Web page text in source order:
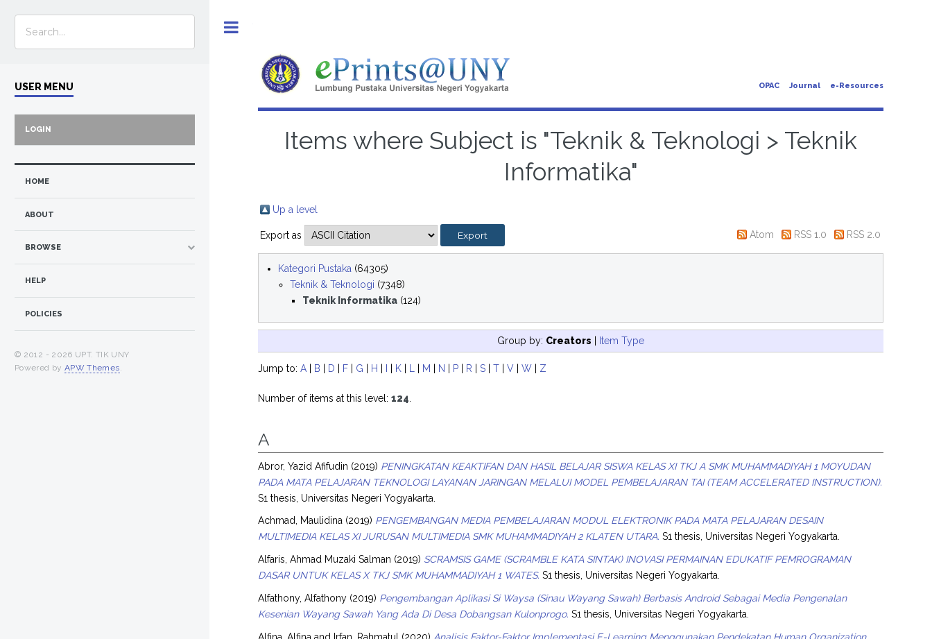
OPAC Journal e-Resources
Items where Subject is "Teknik & Teknologi > Teknik
Informatika"
Up a level
Export as Atom RSS 1.0 RSS 2.0
Kategori Pustaka (64305)
Teknik & Teknologi (7348)
Teknik Informatika(124)
Group by: Creators Item Type
Jump to:A B D F G H K L M N P R |S |T |V |W Z
Number of items at this level:124.
A
Abror, Yazid Afifudin (2019) PENINGKATAN KEAKTIFAN DAN HASIL BELAJAR SISWA KELAS XI TKJ A SMK MUHAMMADIYAH 1 MOYUDAN
PADA MATA PELAJARAN TEKNOLOGI LAYANAN JARINGAN MELALUI MODEL PEMBELAJARAN TAI (TEAM ACCELERATED INSTRUCTION).
S1 thesis, Universitas Negeri Yogyakarta.
Achmad, Maulidina (2019) PENGEMBANGAN MEDIA PEMBELAJARAN MODUL ELEKTRONIK PADA MATA PELAJARAN DESAIN
MULTIMEDIA KELAS XI JURUSAN MULTIMEDIA SMK MUHAMMADIYAH 2 KLATEN UTARA. S1 thesis, Universitas Negeri Yogyakarta.
Alfaris, Ahmad Muzaki Salman (2019) SCRAMSIS GAME (SCRAMBLE KATA SINTAK) INOVASI PERMAINAN EDUKATIF PEMROGRAMAN
DASAR UNTUK KELAS X TKJ SMK MUHAMMADIYAH 1 WATES. S1 thesis, Universitas Negeri Yogyakarta.
Alfathony, Alfathony (2019) Pengembangan Aplikasi Si Waysa (Sinau Wayang Sawah) Berbasis Android Sebagai Media Pengenalan
Kesenian Wayang Sawah Yang Ada Di Desa Dobangsan Kulonprogo. S1 thesis, Universitas Negeri Yogyakarta.
USER MENU
LOGIN
HOME
ABOUT
BROWSE
HELP
POLICIES
© 2012 - 2026 UPT. TIK UNY
Powered by APW Themes